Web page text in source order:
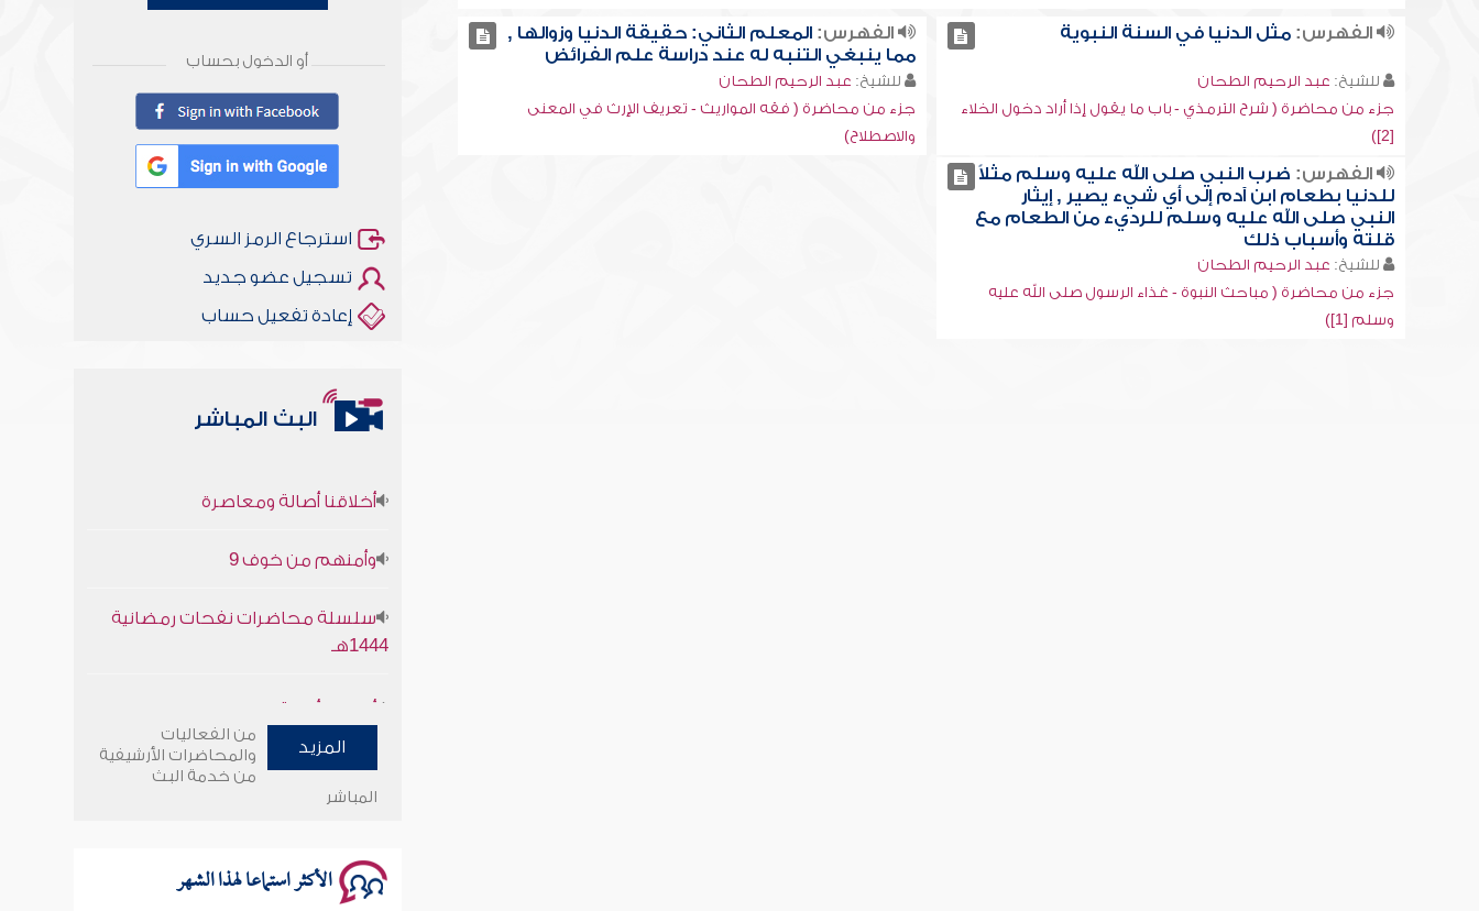
الفهرس:مثل الدنيا في السنة النبوية
للشيخ: عبد الرحيم الطحان
جزء من محاضرة ( شرح الترمذي - باب ما يقول إذا أراد دخول الخلاء
[2])
الفهرس: المعلم الثاني: حقيقة الدنيا وزوالها ,
مما ينبغي التنبه له عند دراسة علم الفرائض
للشيخ: عبد الرحيم الطحان
جزء من محاضرة ( فقه المواريث - تعريف الإرث في المعنى
والاصطلاح)
الفهرس: ضرب النبي صلى الله عليه وسلم مثلاً
للدنيا بطعام ابن آدم إلى أي شيء يصير , إيثار
النبي صلى الله عليه وسلم للرديء من الطعام مع
قلته وأسباب ذلك
للشيخ: عبد الرحيم الطحان
جزء من محاضرة ( مباحث النبوة - غذاء الرسول صلى الله عليه
وسلم [1])
أو الدخول بحساب
استرجاع الرمز السري
تسجيل عضو جديد
إعادة تفعيل حساب
البث المباشر
1444هـ
وأمنهم من خوف 9
سلسلة محاضرات نفحات رمضانية
المزيد
من الفعاليات
والمحاضرات الأرشيفية
من خدمة البث
المباشر
الأكثر استماعا لهذا الشهر